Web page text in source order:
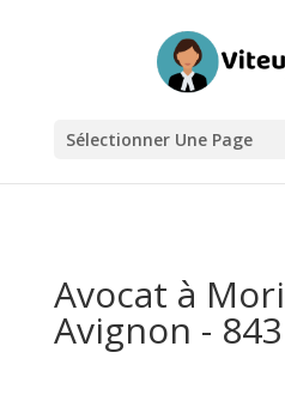
Sélectionner Une Page
Avocat à
Avignon -